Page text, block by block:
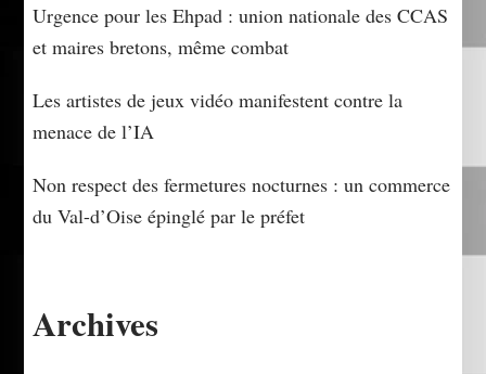
Urgence pour les Ehpad : union nationale des CCAS
et maires bretons, même combat
Les artistes de jeux vidéo manifestent contre la
menace de l’IA
Non respect des fermetures nocturnes : un commerce
du Val-d’Oise épinglé par le préfet
Archives